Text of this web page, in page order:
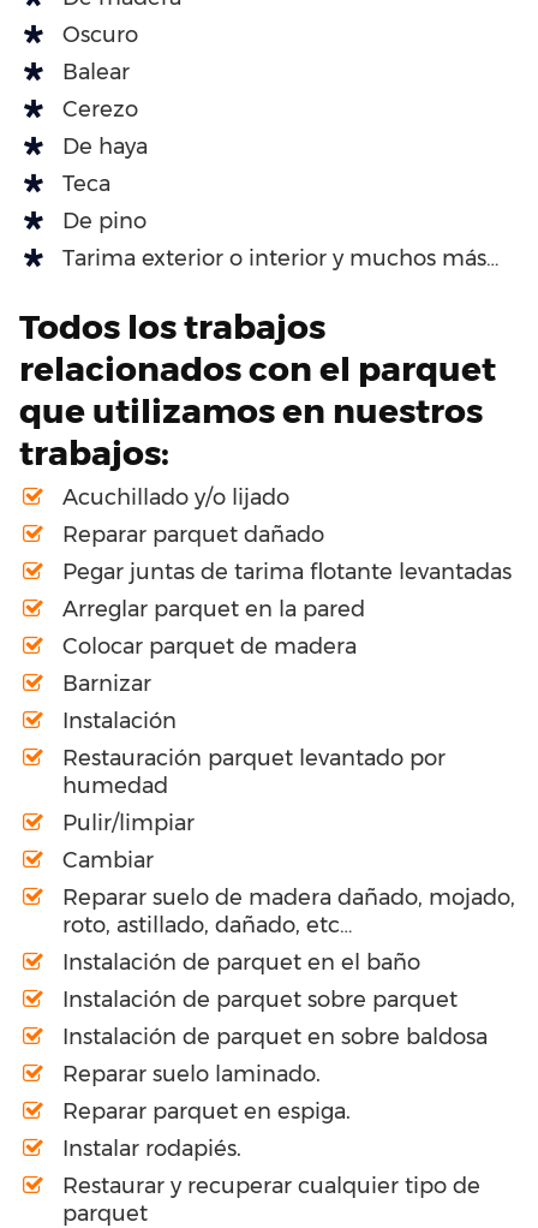
Oscuro
Balear
Cerezo
De haya
Teca
De pino
Tarima exterior o interior y muchos más…
Todos los trabajos
relacionados con el parquet
que utilizamos en nuestros
trabajos:
Acuchillado y/o lijado
Reparar parquet dañado
Pegar juntas de tarima flotante levantadas
Arreglar parquet en la pared
Colocar parquet de madera
Barnizar
Instalación
Restauración parquet levantado por
humedad
Pulir/limpiar
Cambiar
Reparar suelo de madera dañado, mojado,
roto, astillado, dañado, etc…
Instalación de parquet en el baño
Instalación de parquet sobre parquet
Instalación de parquet en sobre baldosa
Reparar suelo laminado.
Reparar parquet en espiga.
Instalar rodapiés.
Restaurar y recuperar cualquier tipo de
parquet